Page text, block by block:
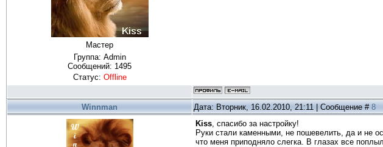
Мастер
Группа: Admin
Сообщений: 1495
Статус: Offline
Winnman Дата: Вторник, 16.02.2010, 21:11 | Сообщение # 8
Kiss, спасибо за настройку!
Руки стали каменными, не пошевелить, да и не
что меня приподняло слегка. В глазах все